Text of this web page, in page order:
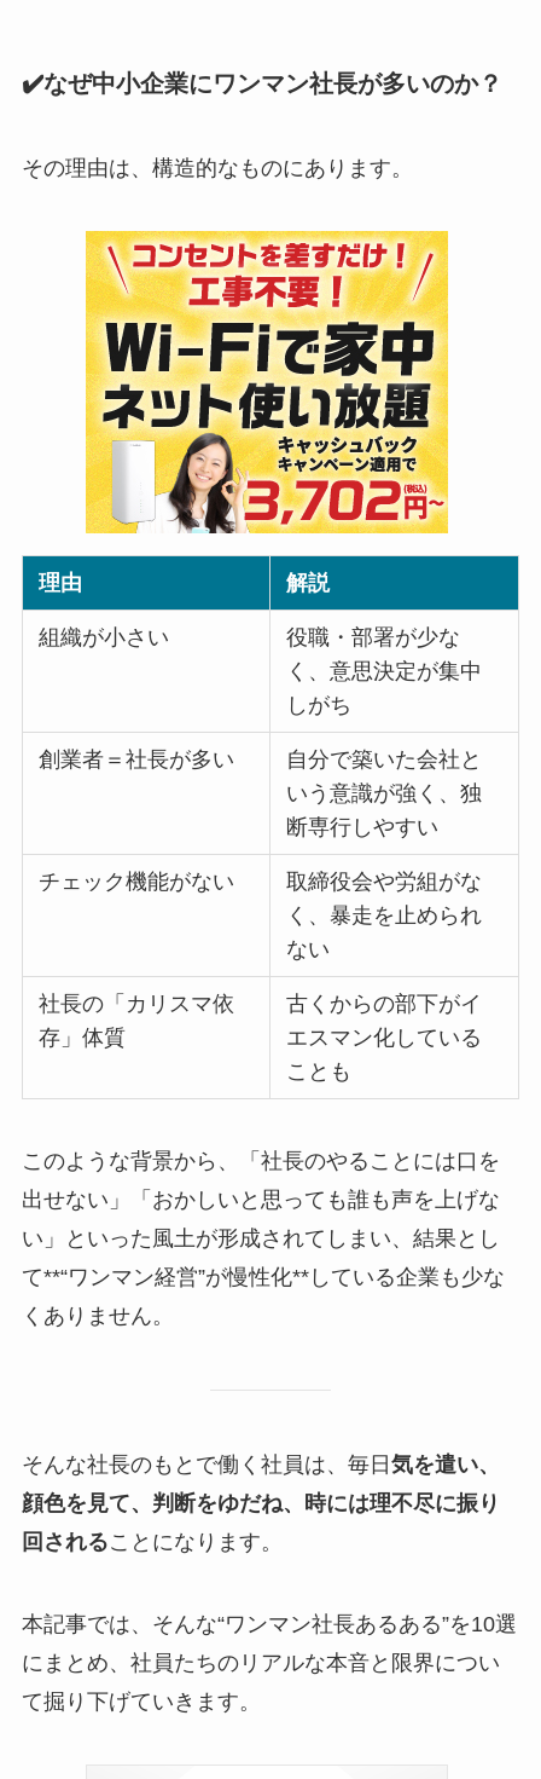
✔️なぜ中小企業にワンマン社長が多いのか？
その理由は、構造的なものにあります。
理由 解説
組織が小さい
役職・部署が少な
く、意思決定が集中
しがち
創業者＝社長が多い
自分で築いた会社と
いう意識が強く、独
断専行しやすい
チェック機能がない
取締役会や労組がな
く、暴走を止められ
ない
社長の「カリスマ依
存」体質
古くからの部下がイ
エスマン化している
ことも
このような背景から、「社長のやることには口を
出せない」「おかしいと思っても誰も声を上げな
い」といった風土が形成されてしまい、結果とし
て**“ワンマン経営”が慢性化**している企業も少な
くありません。
そんな社長のもとで働く社員は、毎日 気を遣い、
顔色を見て、判断をゆだね、時には理不尽に振り
回されることになります。
本記事では、そんな“ワンマン社長あるある”を10選
にまとめ、社員たちのリアルな本音と限界につい
て掘り下げていきます。